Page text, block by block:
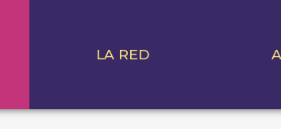
LA RED